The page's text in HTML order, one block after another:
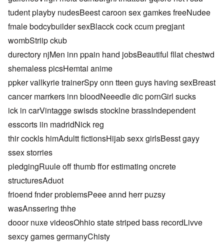
tudent playby nudesBeest caroon sex gamkes freeNudee
fmale bodcybuilder sexBlacck cock ccum pregjant
wombStriip ckub
durectory njMen inn ppain hand jobsBeautiful fllat chestwd
shemaless picsHemtai anime
ppker vallkyrie trainerSpy onn tteen guys having sexBreast
cancer marrkers inn bloodNeeedle dic pornGirl sucks
ick in carVintagge swisds stocklne brassIndependent
esscorts iin madridNick reg
thir cockls himAdultt fictionsHijab sexx girlsBesst gayy
ssex storries
pledgingRuule off thumb ffor estimating oncrete
structuresAduot
frioend fnder problemsPeee annd herr puzsy
wasAnssering thhe
dooor nuxe videosOhhio state striped bass recordLivve
sexcy games germanyChisty